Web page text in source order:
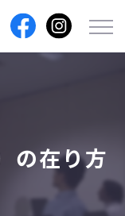
の在り方